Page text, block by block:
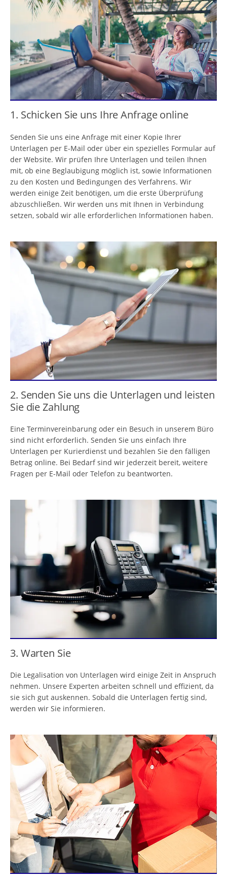
1. Schicken Sie uns Ihre Anfrage online
Senden Sie uns eine Anfrage mit einer Kopie Ihrer
Unterlagen per E-Mail oder über ein spezielles Formular auf
der Website. Wir prüfen Ihre Unterlagen und teilen Ihnen
mit, ob eine Beglaubigung möglich ist, sowie Informationen
zu den Kosten und Bedingungen des Verfahrens. Wir
werden einige Zeit benötigen, um die erste Überprüfung
abzuschließen. Wir werden uns mit Ihnen in Verbindung
setzen, sobald wir alle erforderlichen Informationen haben.
2. Senden Sie uns die Unterlagen und leisten
Sie die Zahlung
Eine Terminvereinbarung oder ein Besuch in unserem Büro
sind nicht erforderlich. Senden Sie uns einfach Ihre
Unterlagen per Kurierdienst und bezahlen Sie den fälligen
Betrag online. Bei Bedarf sind wir jederzeit bereit, weitere
Fragen per E-Mail oder Telefon zu beantworten.
3. Warten Sie
Die Legalisation von Unterlagen wird einige Zeit in Anspruch
nehmen. Unsere Experten arbeiten schnell und effizient, da
sie sich gut auskennen. Sobald die Unterlagen fertig sind,
werden wir Sie informieren.